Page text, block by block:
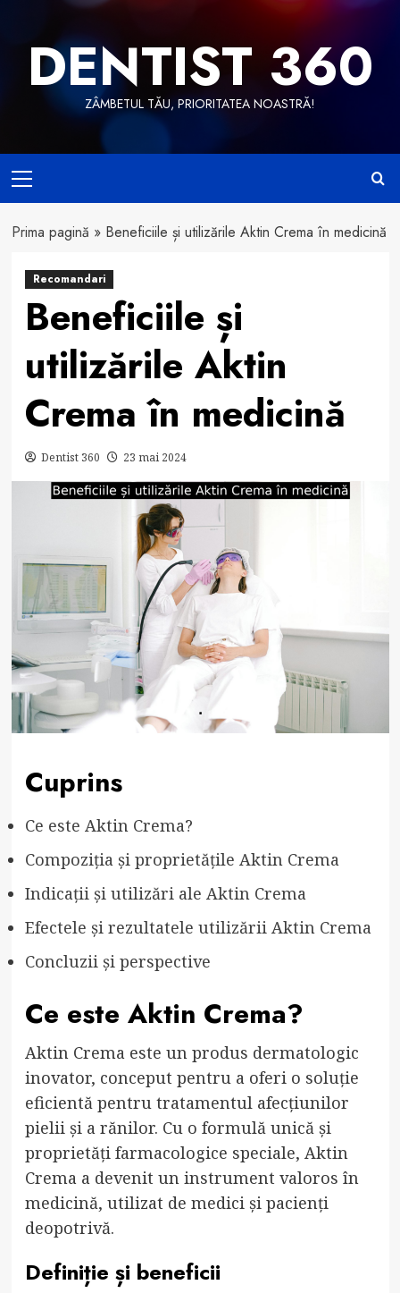
contentDENTIST 360
ZÂMBETUL TĂU, PRIORITATEA NOASTRĂ!
Menu
Prima pagină » Beneficiile și utilizările Aktin Crema în medicină
Recomandari
Beneficiile și
utilizările Aktin
Crema în medicină
Dentist 360 23 mai 2024
Cuprins
Ce este Aktin Crema?
Compoziția și proprietățile Aktin Crema
Indicații și utilizări ale Aktin Crema
Efectele și rezultatele utilizării Aktin Crema
Concluzii și perspective
Ce este Aktin Crema?
Aktin Crema este un produs dermatologic
inovator, conceput pentru a oferi o soluție
eficientă pentru tratamentul afecțiunilor
pielii și a rănilor. Cu o formulă unică și
proprietăți farmacologice speciale, Aktin
Crema a devenit un instrument valoros în
medicină, utilizat de medici și pacienți
deopotrivă.
Definiție și beneficii